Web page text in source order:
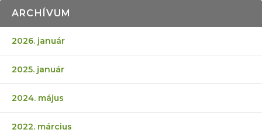
ARCHÍVUM
2026. január
2025. január
2024. május
2022. március